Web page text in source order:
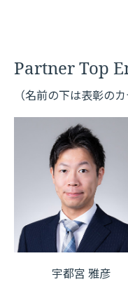
Partner Top
（名前の下は表彰のカ
宇都宮 雅彦